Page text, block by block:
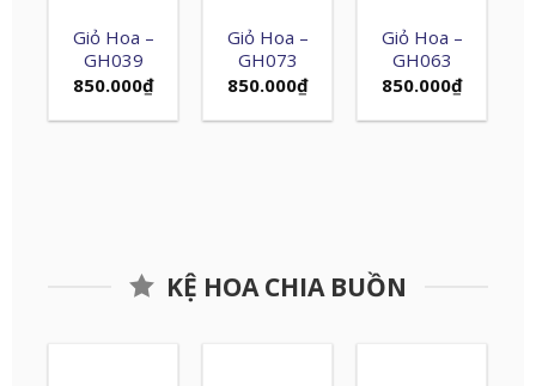
Giỏ Hoa –
GH039
850.000₫
Giỏ Hoa –
GH073
850.000₫
Giỏ Hoa –
GH063
850.000₫
KỆ HOA CHIA BUỒN